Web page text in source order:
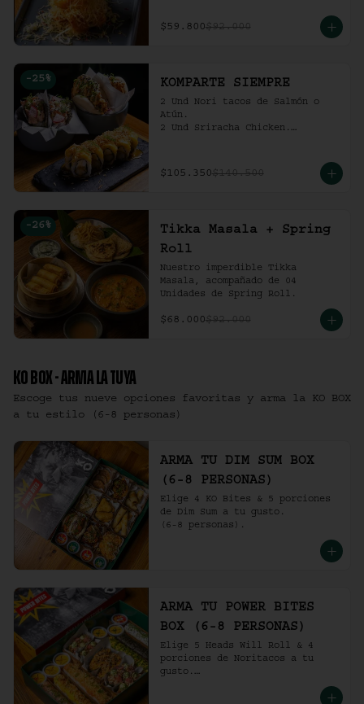
$59.800$92.000
-25 % KOMPARTE SIEMPRE
2 Und Nori tacos de Salmón o
Atún.
2 Und Sriracha Chicken.
$105.350$140.500
-26 %
Tikka Masala + Spring
Roll
Nuestro imperdible Tikka
Masala, acompañado de 04
Unidades de Spring Roll.
$68.000$92.000
KO BOX - ARMA LA TUYA
Escoge tus nueve opciones favoritas y arma la KO BOX
a tu estilo (6-8 personas)
ARMA TU DIM SUM BOX
(6-8 PERSONAS)
Elige 4 KO Bites & 5 porciones
de Dim Sum a tu gusto.
(6-8 personas).
ARMA TU POWER BITES
BOX (6-8 PERSONAS)
Elige 5 Heads Will Roll & 4
porciones de Noritacos a tu
gusto.